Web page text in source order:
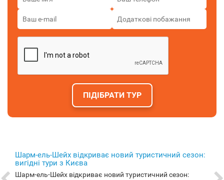
ПІДІБРАТИ ТУР
Шарм-ель-Шейх відкриває новий туристичний сезон:
вигідні тури з Києва
Шарм-ель-Шейх відкриває новий туристичний сезон: